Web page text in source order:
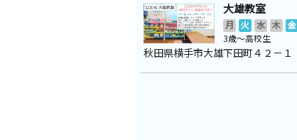
大雄教室
月 火 水 木 金
3歳～高校生
秋田県横手市大雄下田町４２－１